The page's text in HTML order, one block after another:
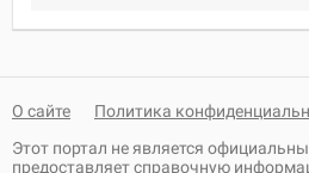
О сайте
Политика
Этот портал не является
предоставляет справочную